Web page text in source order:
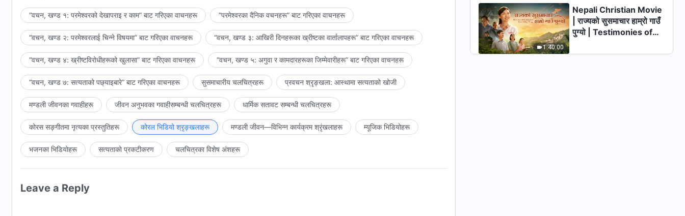
“वचन, खण्ड १: परमेश्‍वरको देखापराइ र काम” बाट गरिएका वाचनहरू “परमेश्‍वरका दैनिक वचनहरू” बाट गरिएका वाचनहरू
“वचन, खण्ड २: परमेश्‍वरलाई चिन्‍ने विषयमा” बाट गरिएका वाचनहरू “वचन, खण्ड ३: आखिरी दिनहरूका ख्रीष्टका वार्तालापहरू” बाट गरिएका वाचनहरू
“वचन, खण्ड ४: ख्रीष्टविरोधीहरूको खुलासा” बाट गरिएका वाचनहरू “वचन, खण्ड ५: अगुवा र कामदारहरूका जिम्‍मेवारीहरू” बाट गरिएका वाचनहरू
“वचन, खण्ड ७: सत्यताको पछ्याइबारे” बाट गरिएका वाचनहरू सुसमाचारीय चलचित्रहरू प्रवचन श्रृङ्खला: आस्थामा सत्यताको खोजी
मण्डली जीवनका गवाहीहरू जीवन अनुभवका गवाहीसम्‍बन्धी चलचित्रहरू धार्मिक सतावट सम्‍बन्धी चलचित्रहरू
कोरस सङ्गीतमा नृत्यका प्रस्तुतिहरू कोरल भिडियो श्रृङ्खलाहरू मण्डली जीवन—विभिन्‍न कार्यक्रम श्रृंखलाहरू म्यूजिक भिडियोहरू
भजनका भिडियोहरू सत्यताको प्रकटीकरण चलचित्रका विशेष अंशहरू
Leave a Reply
1:40:00
Nepali Christian Movie
| राज्यको सुसमाचार हाम्रो गाउँ
पुग्यो | Testimonies of
the Lord's Return